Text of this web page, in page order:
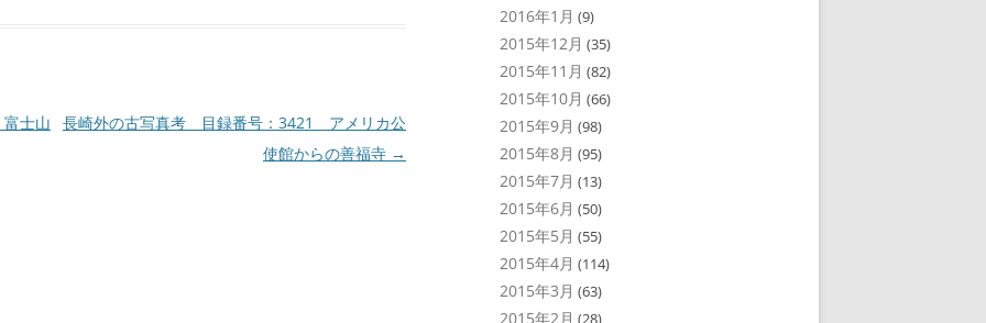
士山
長崎外の古写真考 目録番号：3421 アメリカ公
使館からの善福寺 →
2016年1月 (9)
2015年12月 (35)
2015年11月 (82)
2015年10月 (66)
2015年9月 (98)
2015年8月 (95)
2015年7月 (13)
2015年6月 (50)
2015年5月 (55)
2015年4月 (114)
2015年3月 (63)
2015年2月 (28)